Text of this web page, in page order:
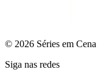
© 2026 Séries em Cena
Siga nas redes